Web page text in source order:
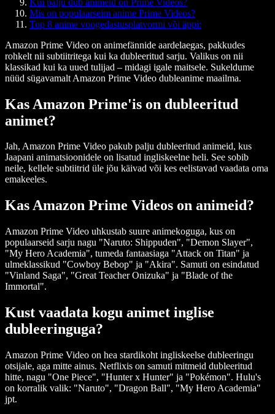
Mis on populaarseim anime Prime Videos?
Top 8 anime voogedastusplatvormi või äppi:
Amazon Prime Video on animefännide aardelaegas, pakkudes
rohkelt nii subtiitritega kui ka dubleeritud sarju. Valikus on nii
klassikad kui ka uued tulijad – midagi igale maitsele. Sukeldume
nüüd sügavamalt Amazon Prime Video dubleanime maailma.
Kas Amazon Prime'is on dubleeritud
animet?
Jah, Amazon Prime Video pakub palju dubleeritud animeid, kus
Jaapani animatsioonidele on lisatud ingliskeelne heli. See sobib
neile, kellele subtiitrid üle jõu käivad või kes eelistavad vaadata oma
emakeeles.
Kas Amazon Prime Videos on animeid?
Amazon Prime Video uhkustab suure animekoguga, kus on
populaarseid sarju nagu "Naruto: Shippuden", "Demon Slayer",
"My Hero Academia", tumeda fantaasiaga "Attack on Titan" ja
ulmeklassikud "Cowboy Bebop" ja "Akira". Samuti on esindatud
"Vinland Saga", "Great Teacher Onizuka" ja "Blade of the
Immortal".
Kust vaadata kogu animet inglise
dubleeringuga?
Amazon Prime Video on hea stardikoht ingliskeelse dubleeringu
otsijale, aga mitte ainus. Netflixis on samuti mitmeid dubleeritud
hitte, nagu "One Piece", "Hunter x Hunter" ja "Pokémon". Hulu's
on korralik valik: "Naruto", "Dragon Ball", "My Hero Academia"
jpt.